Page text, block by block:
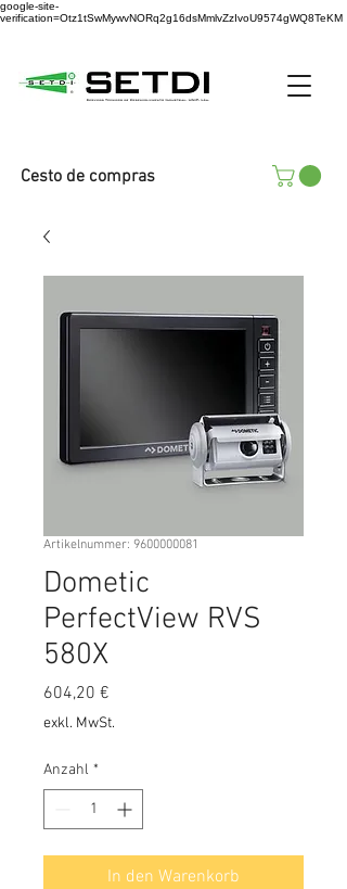
google-site-
verification=Otz1tSwMywvNORq2g16dsMmlvZzIvoU9574gWQ8TeKM
Cesto de compras
Artikelnummer: 9600000081
Dometic
PerfectView RVS
580X
604,20 €
exkl. MwSt.
Anzahl *
In den Warenkorb